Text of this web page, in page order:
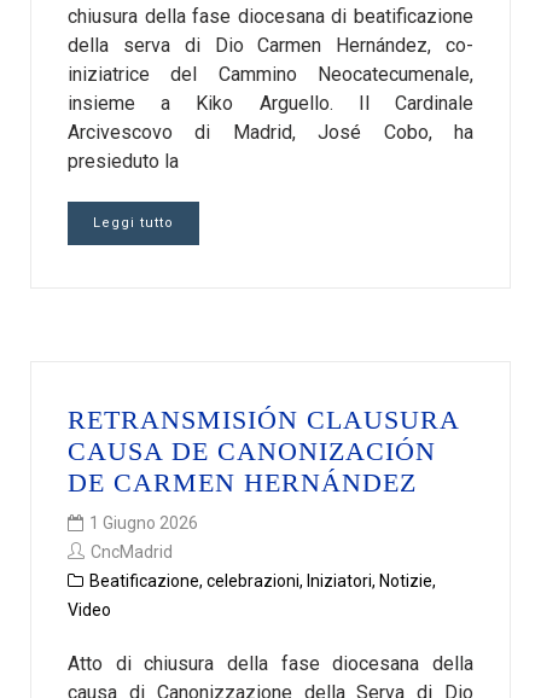
chiusura della fase diocesana di beatificazione
della serva di Dio Carmen Hernández, co-
iniziatrice del Cammino Neocatecumenale,
insieme a Kiko Arguello. Il Cardinale
Arcivescovo di Madrid, José Cobo, ha
presieduto la
Leggi tutto
RETRANSMISIÓN CLAUSURA
CAUSA DE CANONIZACIÓN
DE CARMEN HERNÁNDEZ
1 Giugno 2026
CncMadrid
Beatificazione, celebrazioni, Iniziatori, Notizie,
Video
Atto di chiusura della fase diocesana della
causa di Canonizzazione della Serva di Dio